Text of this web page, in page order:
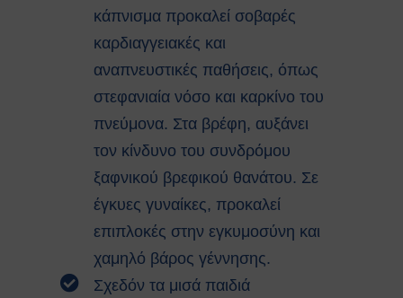
Χημικές Ουσίες
Οδηγίες για Επισκέπτες
Safety and Security Information
for Visitors
Συνεργάτη
ΕΚΠΑΙΔΕΥΣΗ
Πρώτες Βοήθειες
Μαθήματα καρδιοαναπνευστικής
κοιλιακής ώθησης (λαβή
Χάιμλιχ)
Σήμανση και Σύμβολα
κάπνισμα προκαλεί σοβαρές
καρδιαγγειακές και
αναπνευστικές παθήσεις, όπως
στεφανιαία νόσο και καρκίνο του
πνεύμονα. Στα βρέφη, αυξάνει
τον κίνδυνο του συνδρόμου
ξαφνικού βρεφικού θανάτου. Σε
έγκυες γυναίκες, προκαλεί
επιπλοκές στην εγκυμοσύνη και
χαμηλό βάρος γέννησης.
Σχεδόν τα μισά παιδιά